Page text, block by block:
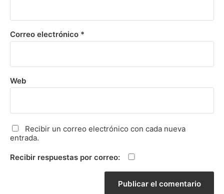
Correo electrónico *
Web
Recibir un correo electrónico con cada nueva
entrada.
Recibir respuestas por correo: